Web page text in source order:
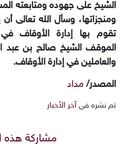
الشيخ على جهوده ومتابعته
‏ومنجزاتها، وسأل الله تعالى
تقوم بها إدارة الأوقاف
‏الموقف الشيخ صالح بن عبد
والعاملين في إدارة الأوقاف.
المصدر/ مداد
تم نشره في آخر الأخبار
مشاركة هذه